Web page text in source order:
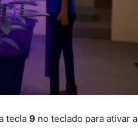
tecla 9 no teclado para ativar a